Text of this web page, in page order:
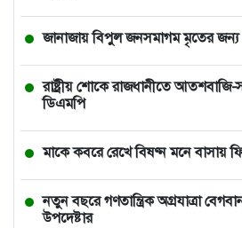
জানাজায় বিপুল জনসমাগম মৃতের
রাষ্ট্রীয় শোকে রাজধানীতে
ডিএমপি
মাকে কবরে রেখে বিষণ্ন মনে বাসায়
নতুন বছরে গণতান্ত্রিক অগ্রযাত্রা
উপদেষ্টার